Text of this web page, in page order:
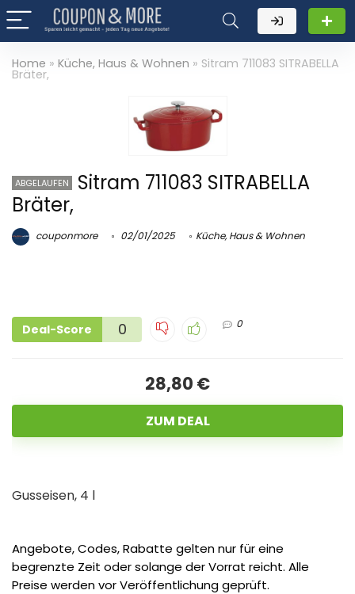
Home » Küche, Haus & Wohnen » Sitram 711083 SITRABELLA
Bräter,
ABGELAUFEN
Sitram 711083 SITRABELLA
Bräter,
couponmore 02/01/2025 Küche, Haus & Wohnen
Deal-Score 0 0
28,80 €
ZUM DEAL
Gusseisen, 4 l
Angebote, Codes, Rabatte gelten nur für eine
begrenzte Zeit oder solange der Vorrat reicht. Alle
Preise werden vor Veröffentlichung geprüft.